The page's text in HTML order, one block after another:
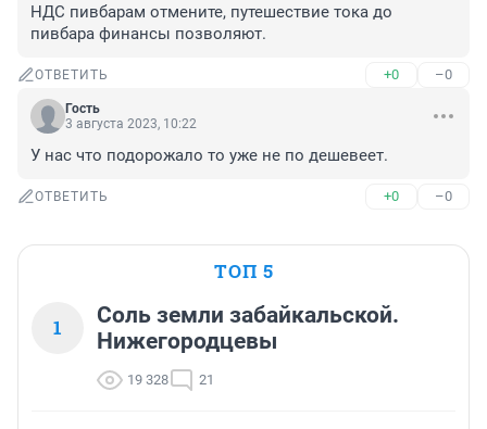
НДС пивбарам отмените, путешествие тока до
пивбара финансы позволяют.
ОТВЕТИТЬ +0 –0
Гость
3 августа 2023, 10:22
У нас что подорожало то уже не по дешевеет.
ОТВЕТИТЬ +0 –0
ТОП 5
1
Соль земли забайкальской.
Нижегородцевы
19 328 21